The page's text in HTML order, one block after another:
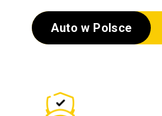
Auto w Polsce